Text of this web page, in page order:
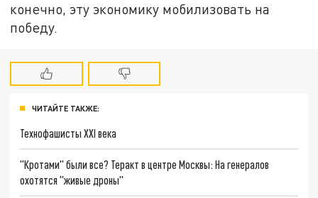
конечно, эту экономику мобилизовать на
победу.
ЧИТАЙТЕ ТАКЖЕ:
Технофашисты XXI века
"Кротами" были все? Теракт в центре Москвы: На генералов
охотятся "живые дроны"